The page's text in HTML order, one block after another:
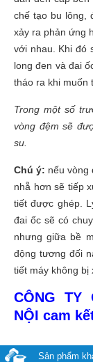
chế tạo bu lông,
xảy ra phản ứng
với nhau. Khi đó
long đen và đai
tháo ra khi muốn
Trong một số
vòng đệm sẽ
su.
Chú ý: nếu vòng
nhẵ hơn sẽ tiếp
tiết được ghép.
đai ốc sẽ có
nhưng giữa bề
động tương đối
tiết máy không bị
CÔNG TY
NỘI cam
Sản phẩm